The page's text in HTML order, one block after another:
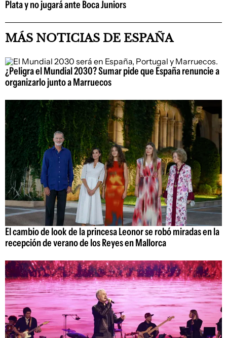
Plata y no jugará ante Boca Juniors
MÁS NOTICIAS DE ESPAÑA
¿Peligra el Mundial 2030? Sumar pide que España renuncie a
organizarlo junto a Marruecos
El cambio de look de la princesa Leonor se robó miradas en la
recepción de verano de los Reyes en Mallorca